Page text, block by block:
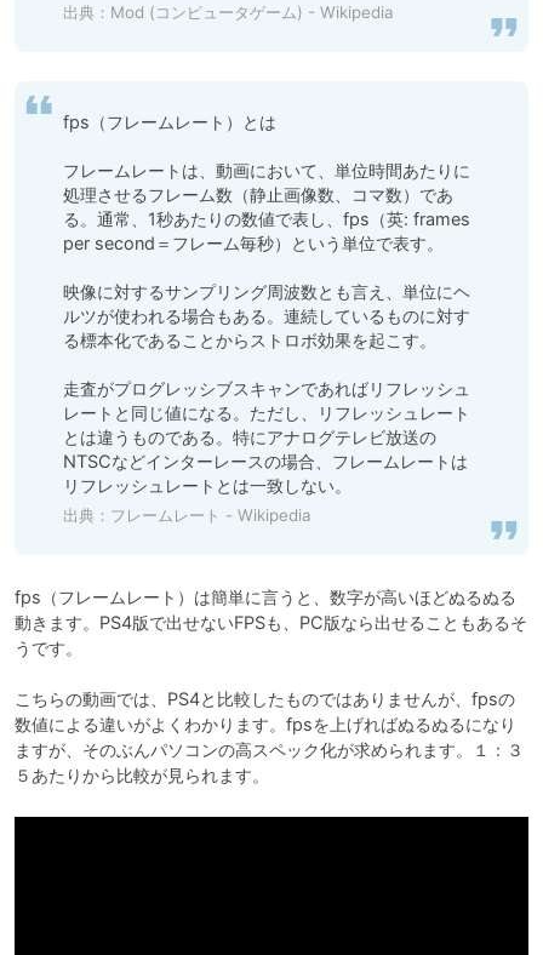
出典： Mod (コンピュータゲーム) - Wikipedia
fps（フレームレート）とは
フレームレートは、動画において、単位時間あたりに
処理させるフレーム数（静止画像数、コマ数）であ
る。通常、1秒あたりの数値で表し、fps（英: frames
per second＝フレーム毎秒）という単位で表す。
映像に対するサンプリング周波数とも言え、単位にヘ
ルツが使われる場合もある。連続しているものに対す
る標本化であることからストロボ効果を起こす。
走査がプログレッシブスキャンであればリフレッシュ
レートと同じ値になる。ただし、リフレッシュレート
とは違うものである。特にアナログテレビ放送の
NTSCなどインターレースの場合、フレームレートは
リフレッシュレートとは一致しない。
出典： フレームレート - Wikipedia
fps（フレームレート）は簡単に言うと、数字が高いほどぬるぬる
動きます。PS4版で出せないFPSも、PC版なら出せることもあるそ
うです。
こちらの動画では、PS4と比較したものではありませんが、fpsの
数値による違いがよくわかります。fpsを上げればぬるぬるになり
ますが、そのぶんパソコンの高スペック化が求められます。１：３